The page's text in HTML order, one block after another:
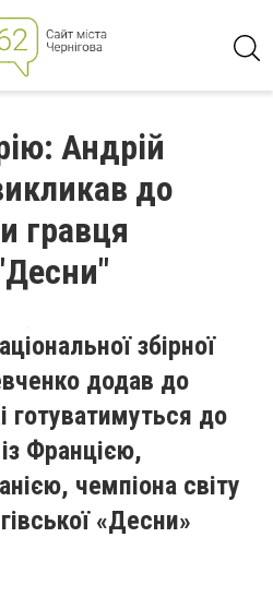
Андрій
до
гравця
збірної
додав до
готуватимуться до
Францією,
чемпіона світу
«Десни»